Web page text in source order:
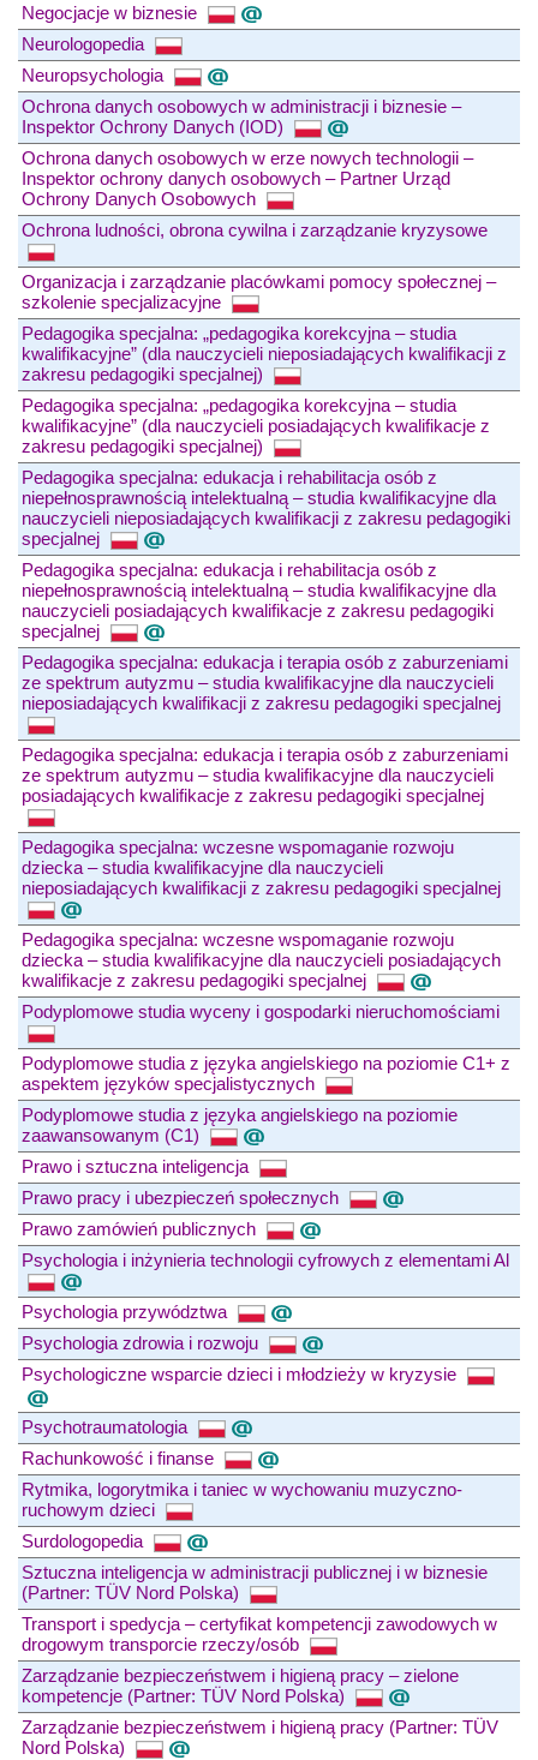
Negocjacje w biznesie
Neurologopedia
Neuropsychologia
Ochrona danych osobowych w administracji i biznesie –
Inspektor Ochrony Danych (IOD)
Ochrona danych osobowych w erze nowych technologii –
Inspektor ochrony danych osobowych – Partner Urząd
Ochrony Danych Osobowych
Ochrona ludności, obrona cywilna i zarządzanie kryzysowe
Organizacja i zarządzanie placówkami pomocy społecznej –
szkolenie specjalizacyjne
Pedagogika specjalna: „pedagogika korekcyjna – studia
kwalifikacyjne” (dla nauczycieli nieposiadających kwalifikacji z
zakresu pedagogiki specjalnej)
Pedagogika specjalna: „pedagogika korekcyjna – studia
kwalifikacyjne” (dla nauczycieli posiadających kwalifikacje z
zakresu pedagogiki specjalnej)
Pedagogika specjalna: edukacja i rehabilitacja osób z
niepełnosprawnością intelektualną – studia kwalifikacyjne dla
nauczycieli nieposiadających kwalifikacji z zakresu pedagogiki
specjalnej
Pedagogika specjalna: edukacja i rehabilitacja osób z
niepełnosprawnością intelektualną – studia kwalifikacyjne dla
nauczycieli posiadających kwalifikacje z zakresu pedagogiki
specjalnej
Pedagogika specjalna: edukacja i terapia osób z zaburzeniami
ze spektrum autyzmu – studia kwalifikacyjne dla nauczycieli
nieposiadających kwalifikacji z zakresu pedagogiki specjalnej
Pedagogika specjalna: edukacja i terapia osób z zaburzeniami
ze spektrum autyzmu – studia kwalifikacyjne dla nauczycieli
posiadających kwalifikacje z zakresu pedagogiki specjalnej
Pedagogika specjalna: wczesne wspomaganie rozwoju
dziecka – studia kwalifikacyjne dla nauczycieli
nieposiadających kwalifikacji z zakresu pedagogiki specjalnej
Pedagogika specjalna: wczesne wspomaganie rozwoju
dziecka – studia kwalifikacyjne dla nauczycieli posiadających
kwalifikacje z zakresu pedagogiki specjalnej
Podyplomowe studia wyceny i gospodarki nieruchomościami
Podyplomowe studia z języka angielskiego na poziomie C1+ z
aspektem języków specjalistycznych
Podyplomowe studia z języka angielskiego na poziomie
zaawansowanym (C1)
Prawo i sztuczna inteligencja
Prawo pracy i ubezpieczeń społecznych
Prawo zamówień publicznych
Psychologia i inżynieria technologii cyfrowych z elementami Al
Psychologia przywództwa
Psychologia zdrowia i rozwoju
Psychologiczne wsparcie dzieci i młodzieży w kryzysie
Psychotraumatologia
Rachunkowość i finanse
Rytmika, logorytmika i taniec w wychowaniu muzyczno-
ruchowym dzieci
Surdologopedia
Sztuczna inteligencja w administracji publicznej i w biznesie
(Partner: TÜV Nord Polska)
Transport i spedycja – certyfikat kompetencji zawodowych w
drogowym transporcie rzeczy/osób
Zarządzanie bezpieczeństwem i higieną pracy – zielone
kompetencje (Partner: TÜV Nord Polska)
Zarządzanie bezpieczeństwem i higieną pracy (Partner: TÜV
Nord Polska)